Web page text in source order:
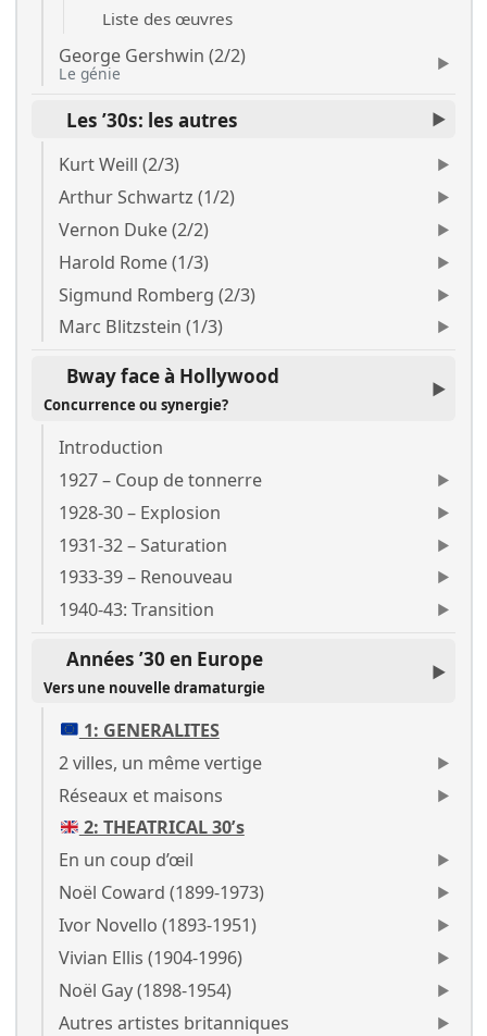
Liste des œuvres
George Gershwin (2/2)
Le génie
Les ’30s: les autres
Kurt Weill (2/3)
Arthur Schwartz (1/2)
Vernon Duke (2/2)
Harold Rome (1/3)
Sigmund Romberg (2/3)
Marc Blitzstein (1/3)
Bway face à Hollywood
Concurrence ou synergie?
Introduction
1927 – Coup de tonnerre
1928-30 – Explosion
1931-32 – Saturation
1933-39 – Renouveau
1940-43: Transition
Années ’30 en Europe
Vers une nouvelle dramaturgie
1: GENERALITES
2 villes, un même vertige
Réseaux et maisons
2: THEATRICAL 30’s
En un coup d’œil
Noël Coward (1899-1973)
Ivor Novello (1893-1951)
Vivian Ellis (1904-1996)
Noël Gay (1898-1954)
Autres artistes britanniques